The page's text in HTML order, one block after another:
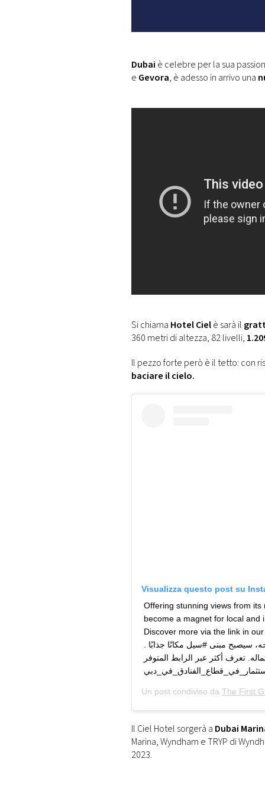
CONSIGLIA
Dubai è celebre per la sua
e Gevora, è adesso in arrivo una
Si chiama Hotel Cielè sarà il
360 metri di altezza, 82 livelli,
Il pezzo forte però è il tetto: con
baciare il cielo.
Visualizza questo post su
Offering stunning views from
become a magnet for local and
Discover more via the link in
. بفضل منصة المراقبة الزجاجية الرائعة على سطحه، سيصبح مبنى #سيل مكانًا جذابًا
تعرف أكثر عبر الرابط المتوفر
Un post condiviso da The First
Il Ciel Hotel sorgerà a Dubai
Marina, Wyndham e TRYP di
2023.